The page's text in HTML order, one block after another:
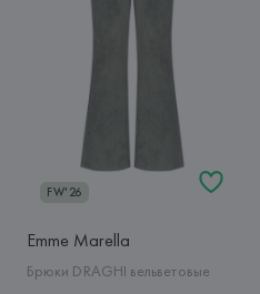
FW'26
Emme Marella
Брюки DRAGHI вельветовые